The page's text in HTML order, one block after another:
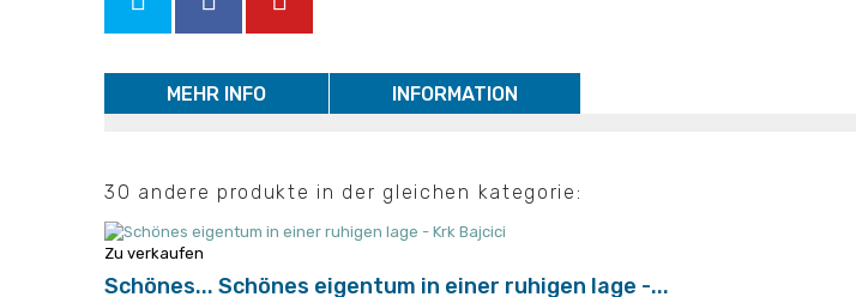
MEHR INFO INFORMATION
30 andere produkte in der gleichen kategorie:
Zu verkaufen
Schönes... Schönes eigentum in einer ruhigen lage -...